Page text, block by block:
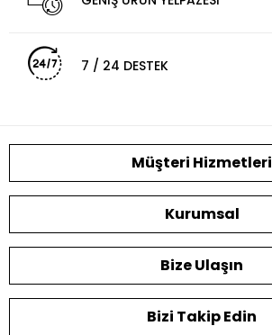
7 / 24 DESTEK
Müşteri Hizmetleri
Kurumsal
Bize Ulaşın
Bizi Takip Edin